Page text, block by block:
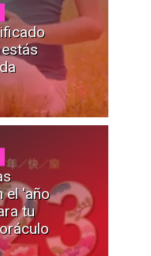
el 'año
tu